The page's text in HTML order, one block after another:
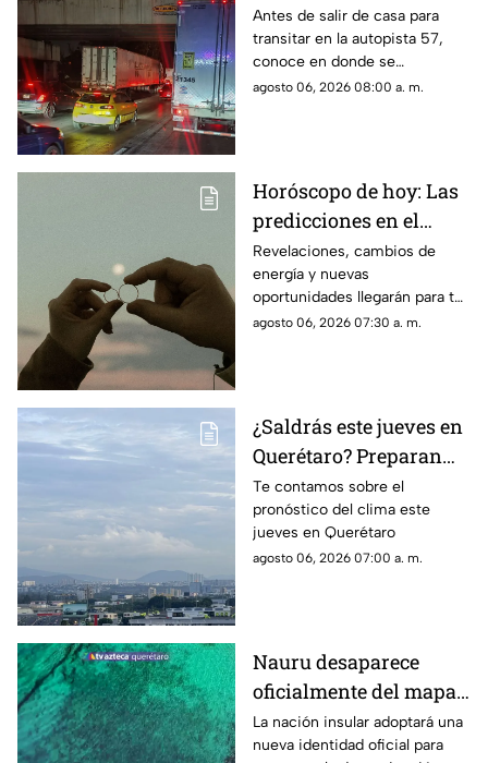
autopista 57: los tramos
colapsados este jueves
6 de agosto
Antes de salir de casa para
transitar en la autopista 57,
conoce en donde se
encuentran las zonas más
agosto 06, 2026 08:00 a. m.
Horóscopo de hoy: Las
predicciones en el
amor, dinero y salud
para cada signo
Revelaciones, cambios de
energía y nuevas
oportunidades llegarán para tu
signo en el horóscopo de este
agosto 06, 2026 07:30 a. m.
¿Saldrás este jueves en
Querétaro? Preparan
paraguas: se prevén
lluvias de hasta 55% y
contraste térmico
Te contamos sobre el
pronóstico del clima este
jueves en Querétaro
agosto 06, 2026 07:00 a. m.
Nauru desaparece
oficialmente del mapa:
el pequeño país cambia
de nombre
La nación insular adoptará una
nueva identidad oficial para